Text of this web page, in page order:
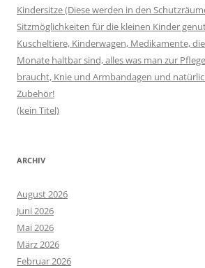
Kindersitze (Diese werden in den
Sitzmöglichkeiten für die kleinen Kinder
Kuscheltiere, Kinderwagen, Medikamente,
Monate haltbar sind, alles was man zur
braucht, Knie und Armbandagen und
Zubehör!
(kein Titel)
ARCHIV
August 2026
Juni 2026
Mai 2026
März 2026
Februar 2026